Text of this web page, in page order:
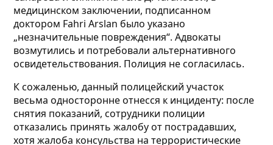
медицинском заключении, подписанном
доктором Fahri Arslan было указано
„незначительные повреждения“. Адвокаты
возмутились и потребовали альтернативного
освидетельствования. Полиция не согласилась.
К сожаленью, данный полицейский участок
весьма односторонне отнесся к инциденту: после
снятия показаний, сотрудники полиции
отказались принять жалобу от пострадавших,
хотя жалоба консульства на террористические